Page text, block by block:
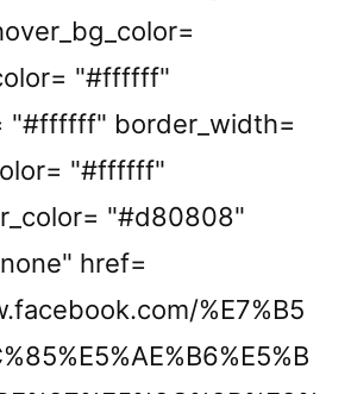
"#ffffff"
"#ffffff" border_width=
"#ffffff"
"#d80808"
href=
%E7%B5